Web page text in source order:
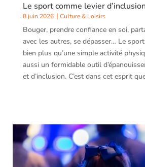
Le sport comme levier
8 juin 2026 Culture & Loisirs
Bouger, prendre confiance en soi,
avec les autres, se dépasser… Le
bien plus qu’une simple activité
aussi un formidable outil
et d’inclusion. C’est dans cet esprit